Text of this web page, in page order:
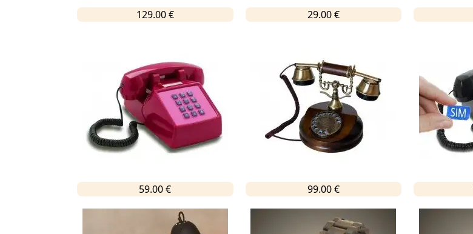
129.00 € 29.00 €
59.00 € 99.00 €